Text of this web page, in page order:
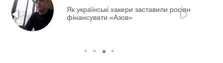
Як українські хакери заставили росіян
фінансувати «Азов»